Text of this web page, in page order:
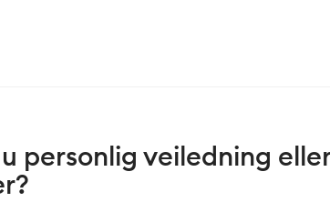
personlig veiledning